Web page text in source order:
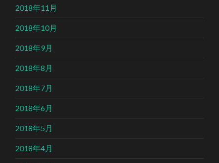
2018年11月
2018年10月
2018年9月
2018年8月
2018年7月
2018年6月
2018年5月
2018年4月